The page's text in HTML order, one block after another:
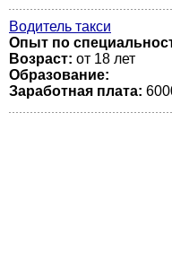
Водитель такси
Опыт по
Возраст: от 18 лет
Образование:
Заработная плата: